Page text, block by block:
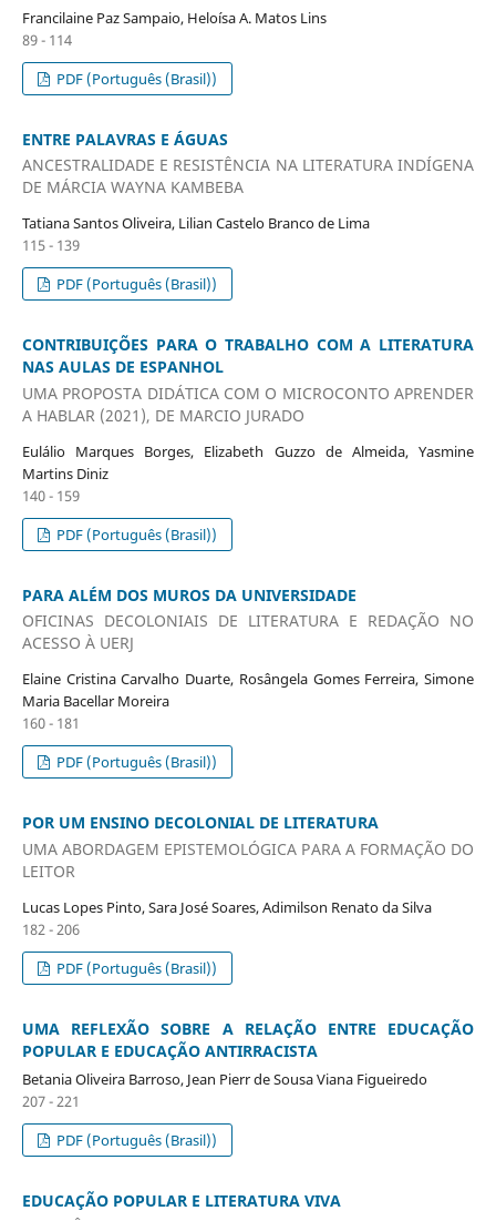
Francilaine Paz Sampaio, Heloísa A. Matos Lins
89 - 114
PDF (Português (Brasil))
ENTRE PALAVRAS E ÁGUAS
ANCESTRALIDADE E RESISTÊNCIA NA LITERATURA INDÍGENA
DE MÁRCIA WAYNA KAMBEBA
Tatiana Santos Oliveira, Lilian Castelo Branco de Lima
115 - 139
PDF (Português (Brasil))
CONTRIBUIÇÕES PARA O TRABALHO COM A LITERATURA
NAS AULAS DE ESPANHOL
UMA PROPOSTA DIDÁTICA COM O MICROCONTO APRENDER
A HABLAR (2021), DE MARCIO JURADO
Eulálio Marques Borges, Elizabeth Guzzo de Almeida, Yasmine
Martins Diniz
140 - 159
PDF (Português (Brasil))
PARA ALÉM DOS MUROS DA UNIVERSIDADE
OFICINAS DECOLONIAIS DE LITERATURA E REDAÇÃO NO
ACESSO À UERJ
Elaine Cristina Carvalho Duarte, Rosângela Gomes Ferreira, Simone
Maria Bacellar Moreira
160 - 181
PDF (Português (Brasil))
POR UM ENSINO DECOLONIAL DE LITERATURA
UMA ABORDAGEM EPISTEMOLÓGICA PARA A FORMAÇÃO DO
LEITOR
Lucas Lopes Pinto, Sara José Soares, Adimilson Renato da Silva
182 - 206
PDF (Português (Brasil))
UMA REFLEXÃO SOBRE A RELAÇÃO ENTRE EDUCAÇÃO
POPULAR E EDUCAÇÃO ANTIRRACISTA
Betania Oliveira Barroso, Jean Pierr de Sousa Viana Figueiredo
207 - 221
PDF (Português (Brasil))
EDUCAÇÃO POPULAR E LITERATURA VIVA